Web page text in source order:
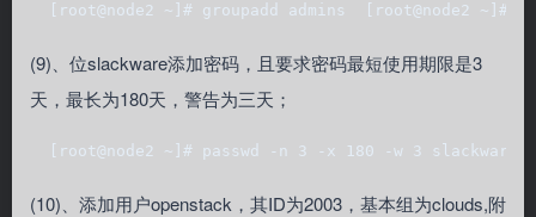
[root@node2 ~]# groupadd admins  [root@node2 ~]#
(9)、位slackware添加密码，且要求密码最短使用期限是3
天，最长为180天，警告为三天；
[root@node2 ~]# passwd -n 3 -x 180 -w 3 slackware
(10)、添加用户openstack，其ID为2003，基本组为clouds,附